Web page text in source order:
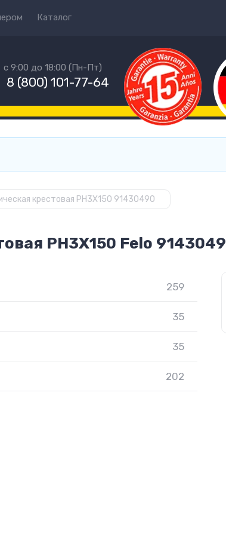
Каталог
с 9:00 до 18:00 (Пн-Пт)
8 (800) 101-77-64
крестовая PH3X150 91430490
PH3X150 Felo
259
35
35
202